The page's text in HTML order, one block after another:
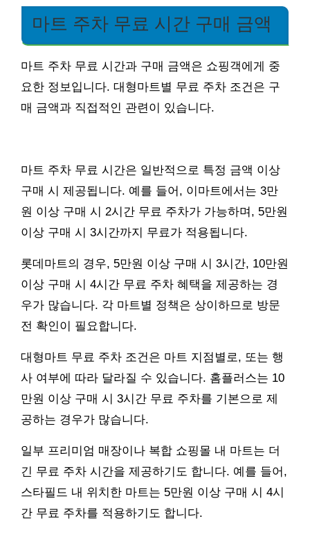
마트 주차 무료 시간 구매 금액
마트 주차 무료 시간과 구매 금액은 쇼핑객에게 중
요한 정보입니다. 대형마트별 무료 주차 조건은 구
매 금액과 직접적인 관련이 있습니다.
마트 주차 무료 시간은 일반적으로 특정 금액 이상
구매 시 제공됩니다. 예를 들어, 이마트에서는 3만
원 이상 구매 시 2시간 무료 주차가 가능하며, 5만원
이상 구매 시 3시간까지 무료가 적용됩니다.
롯데마트의 경우, 5만원 이상 구매 시 3시간, 10만원
이상 구매 시 4시간 무료 주차 혜택을 제공하는 경
우가 많습니다. 각 마트별 정책은 상이하므로 방문
전 확인이 필요합니다.
대형마트 무료 주차 조건은 마트 지점별로, 또는 행
사 여부에 따라 달라질 수 있습니다. 홈플러스는 10
만원 이상 구매 시 3시간 무료 주차를 기본으로 제
공하는 경우가 많습니다.
일부 프리미엄 매장이나 복합 쇼핑몰 내 마트는 더
긴 무료 주차 시간을 제공하기도 합니다. 예를 들어,
스타필드 내 위치한 마트는 5만원 이상 구매 시 4시
간 무료 주차를 적용하기도 합니다.